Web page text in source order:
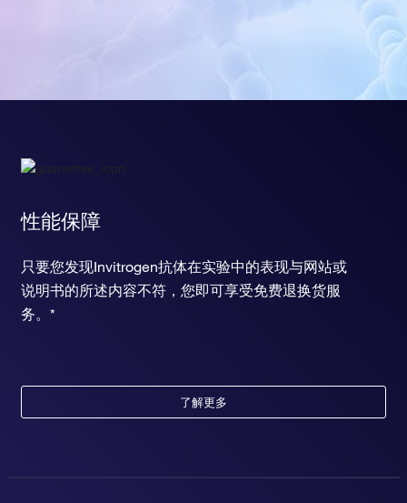
性能保障
只要您发现Invitrogen抗体在实验中的表现与网站或
说明书的所述内容不符，您即可享受免费退换货服
务。*
了解更多